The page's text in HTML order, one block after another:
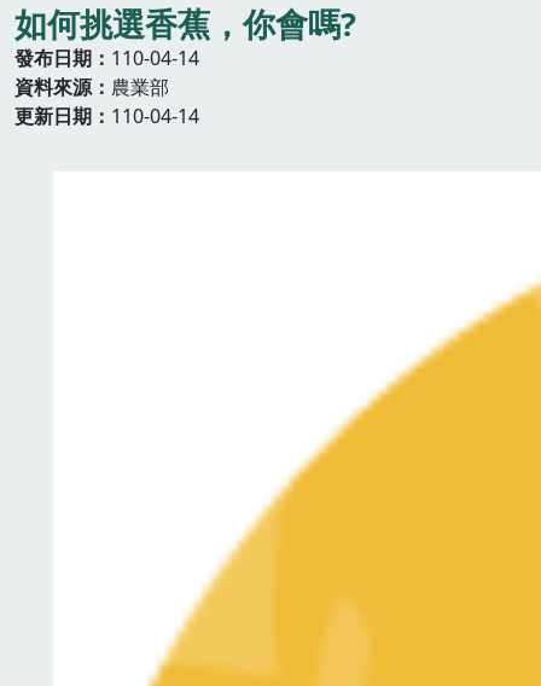
如何挑選香蕉，你會嗎?
發布日期
110-04-14
資料來源
農業部
更新日期
110-04-14